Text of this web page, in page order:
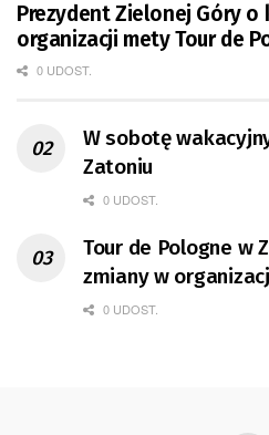
Prezydent Zielonej Góry o
organizacji mety Tour de
0 UDOST.
W sobotę
Zatoniu
0 UDOST.
Tour de Pologne w
zmiany w
0 UDOST.